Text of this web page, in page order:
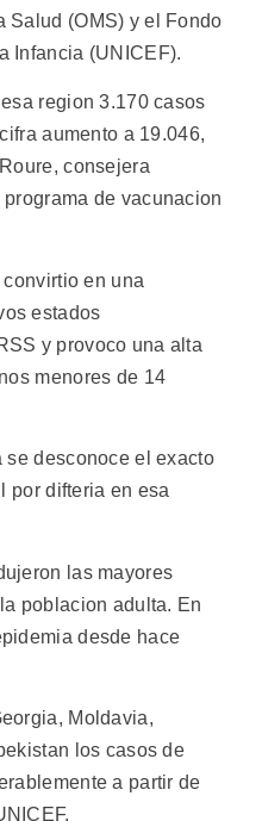
Salud (OMS) y el Fondo
Infancia (UNICEF).
region 3.170 casos
aumento a 19.046,
consejera
de vacunacion
en una
estados
y provoco una alta
menores de 14
se desconoce el exacto
por difteria en esa
las mayores
poblacion adulta. En
desde hace
Moldavia,
los casos de
a partir de